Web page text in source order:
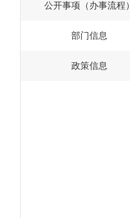
公开事项（办事流程）
部门信息
政策信息